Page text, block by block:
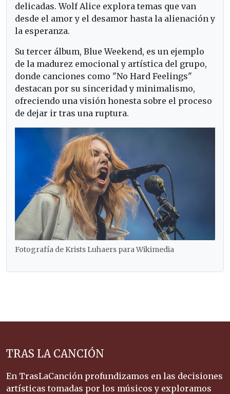
delicadas. Wolf Alice explora temas que van
desde el amor y el desamor hasta la alienación y
la esperanza.
Su tercer álbum, Blue Weekend, es un ejemplo
de la madurez emocional y artística del grupo,
donde canciones como "No Hard Feelings"
destacan por su sinceridad y minimalismo,
ofreciendo una visión honesta sobre el proceso
de dejar ir tras una ruptura.
Fotografía de Krists Luhaers para Wikimedia
TRAS LA CANCIÓN
En TrasLaCanción profundizamos en las decisiones
artísticas tomadas por los músicos y exploramos